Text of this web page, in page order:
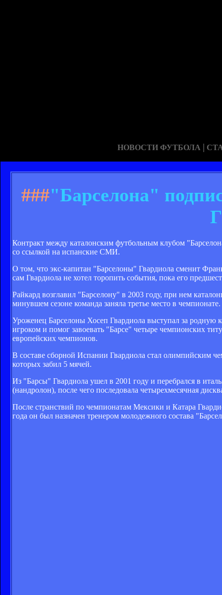
НОВОСТИ ФУТБОЛА |
###"Барселона"
Контракт между каталонским футбольным клубом
со ссылкой на испанские СМИ.
О том, что экс-капитан "Барселоны" Гвардиола сменит
сам Гвардиола не хотел торопить события, пока его
Райкард возглавил "Барселону" в 2003 году, при нем
минувшем сезоне команда заняла третье место в
Уроженец Барселоны Хосеп Гвардиола выступал за родную
игроком и помог завоевать "Барсе" четыре чемпионских
европейских чемпионов.
В составе сборной Испании Гвардиола стал олимпийским
которых забил 5 мячей.
Из "Барсы" Гвардиола ушел в 2001 году и перебрался в
(нандролон), после чего последовала четырехмесячная
После странствий по чемпионатам Мексики и Катара
года он был назначен тренером молодежного состава